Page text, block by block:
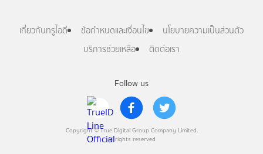
Follow us
Copyright © True Digital Group Company Limited.
All rights reserved
เกี่ยวกับทรูไอดี ข้อกำหนดและเงื่อนไข
นโยบายความเป็นส่วนตัว
บริการช่วยเหลือ
ติดต่อเรา